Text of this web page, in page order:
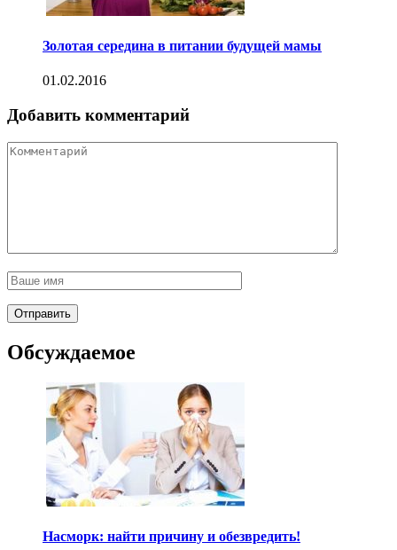
Золотая середина в питании будущей мамы
01.02.2016
Добавить комментарий
Обсуждаемое
Насморк: найти причину и обезвредить!